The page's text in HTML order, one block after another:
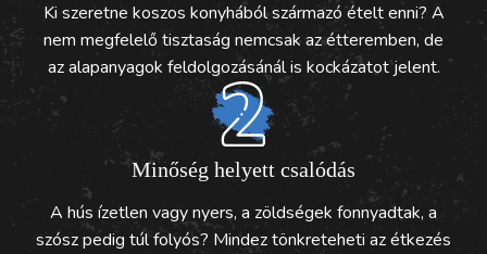
Ki szeretne koszos konyhából származó ételt enni? A
nem megfelelő tisztaság nemcsak az étteremben, de
az alapanyagok feldolgozásánál is kockázatot jelent.
Minőség helyett csalódás
A hús ízetlen vagy nyers, a zöldségek fonnyadtak, a
szósz pedig túl folyós? Mindez tönkreteheti az étkezés